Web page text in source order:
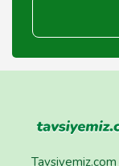
Tavsiyemiz.com